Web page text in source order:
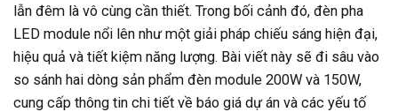
lẫn đêm là vô cùng cần thiết. Trong bối cảnh đó, đèn pha
LED module nổi lên như một giải pháp chiếu sáng hiện đại,
hiệu quả và tiết kiệm năng lượng. Bài viết này sẽ đi sâu vào
so sánh hai dòng sản phẩm đèn module 200W và 150W,
cung cấp thông tin chi tiết về báo giá dự án và các yếu tố